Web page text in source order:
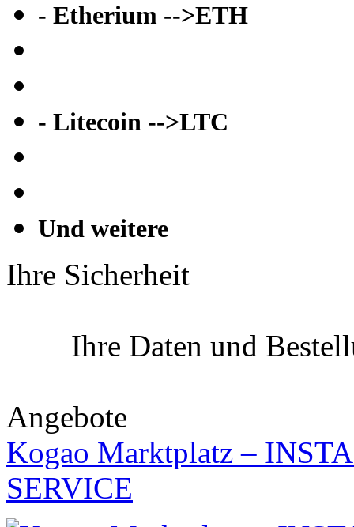
- Etherium -->ETH
- Litecoin -->LTC
Und weitere
Ihre Sicherheit
Ihre Daten und
Angebote
Kogao Marktplatz –
SERVICE